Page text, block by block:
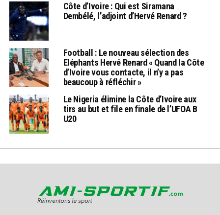
Côte d’Ivoire : Qui est Siramana
Dembélé, l’adjoint d’Hervé Renard ?
Football : Le nouveau sélection des
Eléphants Hervé Renard « Quand la Côte
d’Ivoire vous contacte, il n’y a pas
beaucoup à réfléchir »
Le Nigeria élimine la Côte d’Ivoire aux
tirs au but et file en finale de l’UFOA B
U20